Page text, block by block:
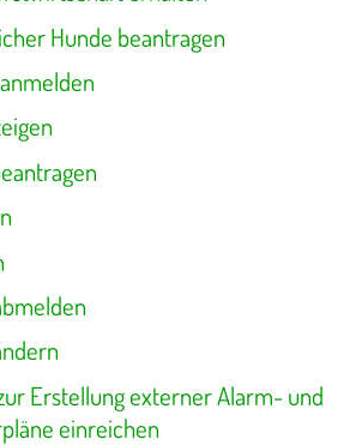
Hunde beantragen
Erstellung externer Alarm- und
einreichen